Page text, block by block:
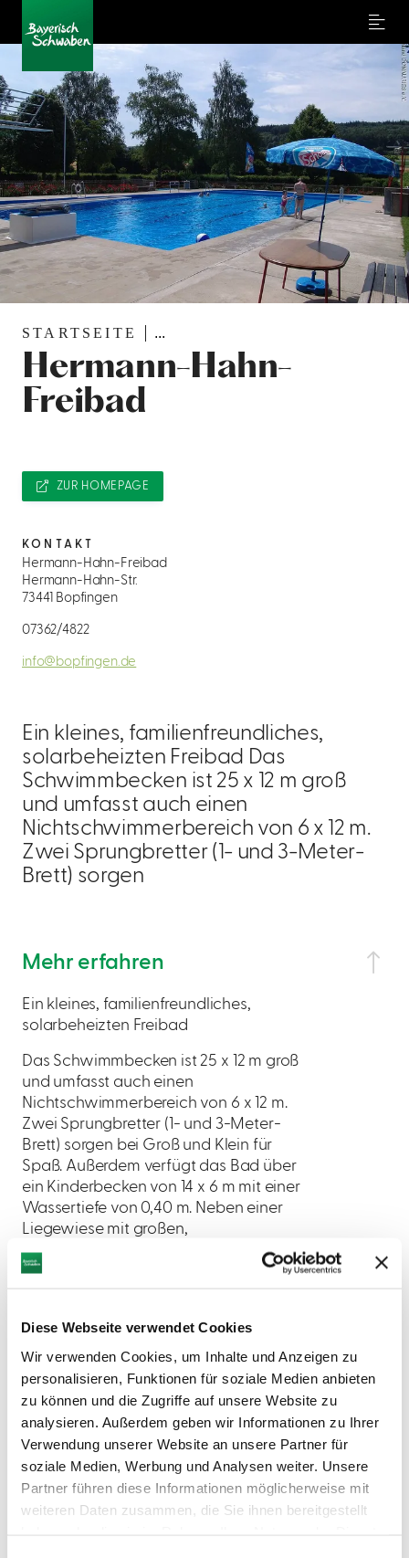
Diese Webseite verwendet Cookies
Wir verwenden Cookies, um Inhalte und Anzeigen zu
personalisieren, Funktionen für soziale Medien anbieten
zu können und die Zugriffe auf unsere Website zu
analysieren. Außerdem geben wir Informationen zu Ihrer
Verwendung unserer Website an unsere Partner für
soziale Medien, Werbung und Analysen weiter. Unsere
Partner führen diese Informationen möglicherweise mit
weiteren Daten zusammen, die Sie ihnen bereitgestellt
Menu
STARTSEITE ...
Hermann-Hahn-
Freibad
Ein kleines, familienfreundliches,
solarbeheizten Freibad Das
Schwimmbecken ist 25 x 12 m groß
und umfasst auch einen
Nichtschwimmerbereich von 6 x 12 m.
Zwei Sprungbretter (1- und 3-Meter-
Brett) sorgen
Mehr erfahren
Ein kleines, familienfreundliches,
solarbeheizten Freibad
Das Schwimmbecken ist 25 x 12 m groß
und umfasst auch einen
Nichtschwimmerbereich von 6 x 12 m.
Zwei Sprungbretter (1- und 3-Meter-
Brett) sorgen bei Groß und Klein für
Spaß. Außerdem verfügt das Bad über
ein Kinderbecken von 14 x 6 m mit einer
Wassertiefe von 0,40 m. Neben einer
Liegewiese mit großen,
schattenspendenden Bäumen bietet
das Bad eine Vielzahl von
Kinderspielplatz mit Rutsche, Schaukeln
und einem Kletterturm beliebt. Ein kleiner
Bolzplatz, zwei Tischtennisplatten sowie
ein Beachvolleyball- und ein
Korbballfeld begeistern die Größeren.
ZUR HOMEPAGE
KONTAKT
Hermann-Hahn-Freibad
Hermann-Hahn-Str.
73441 Bopfingen
07362/4822
info@bopfingen.de